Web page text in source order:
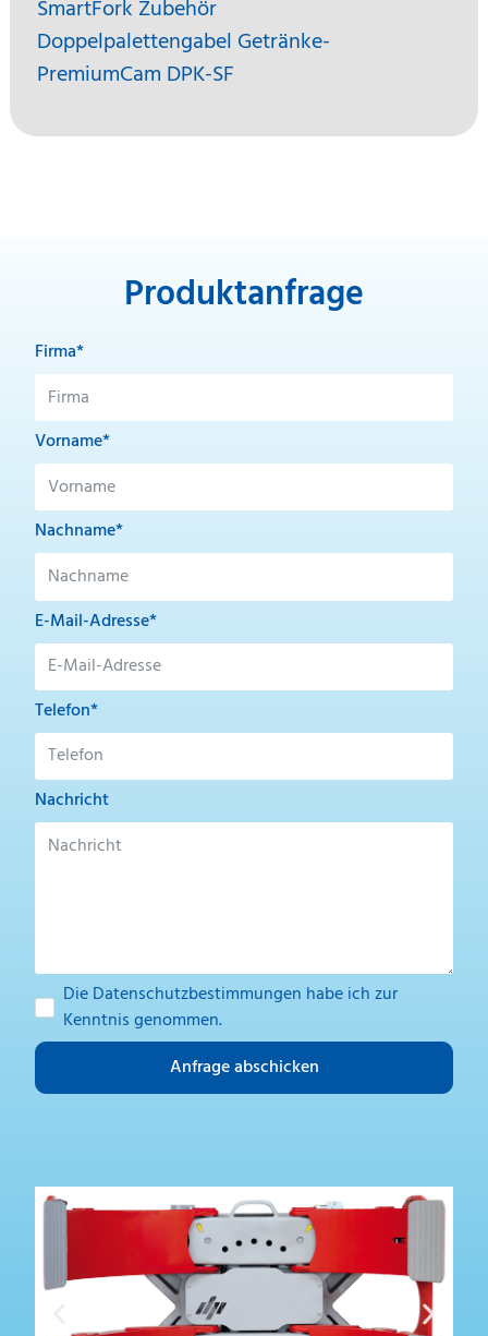
SmartFork Zubehör
Doppelpalettengabel Getränke-
PremiumCam DPK-SF
Produktanfrage
Firma*
Vorname*
Nachname*
E-Mail-Adresse*
Telefon*
Nachricht
DieDatenschutzbestimmungen habe ich zur
Kenntnis genommen.
Anfrage abschicken